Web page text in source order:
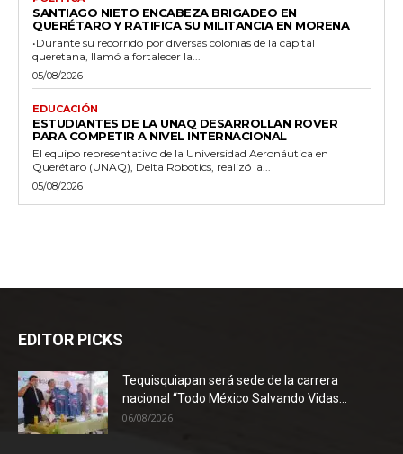
SANTIAGO NIETO ENCABEZA BRIGADEO EN
QUERÉTARO Y RATIFICA SU MILITANCIA EN MORENA
•Durante su recorrido por diversas colonias de la capital
queretana, llamó a fortalecer la...
05/08/2026
EDUCACIÓN
ESTUDIANTES DE LA UNAQ DESARROLLAN ROVER
PARA COMPETIR A NIVEL INTERNACIONAL
El equipo representativo de la Universidad Aeronáutica en
Querétaro (UNAQ), Delta Robotics, realizó la...
05/08/2026
EDITOR PICKS
Tequisquiapan será sede de la carrera
nacional “Todo México Salvando Vidas...
06/08/2026